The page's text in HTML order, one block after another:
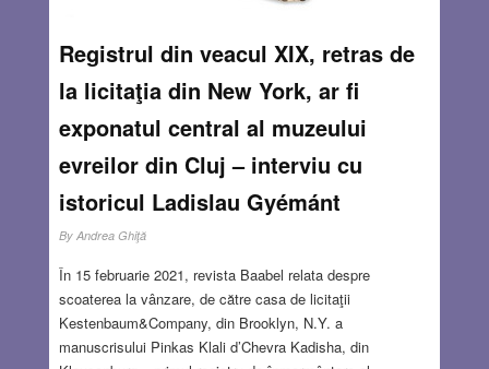
Registrul din veacul XIX, retras de
la licitaţia din New York, ar fi
exponatul central al muzeului
evreilor din Cluj – interviu cu
istoricul Ladislau Gyémánt
By Andrea Ghiţă
În 15 februarie 2021, revista Baabel relata despre
scoaterea la vânzare, de către casa de licitaţii
Kestenbaum&Company, din Brooklyn, N.Y. a
manuscrisului Pinkas Klali d’Chevra Kadisha, din